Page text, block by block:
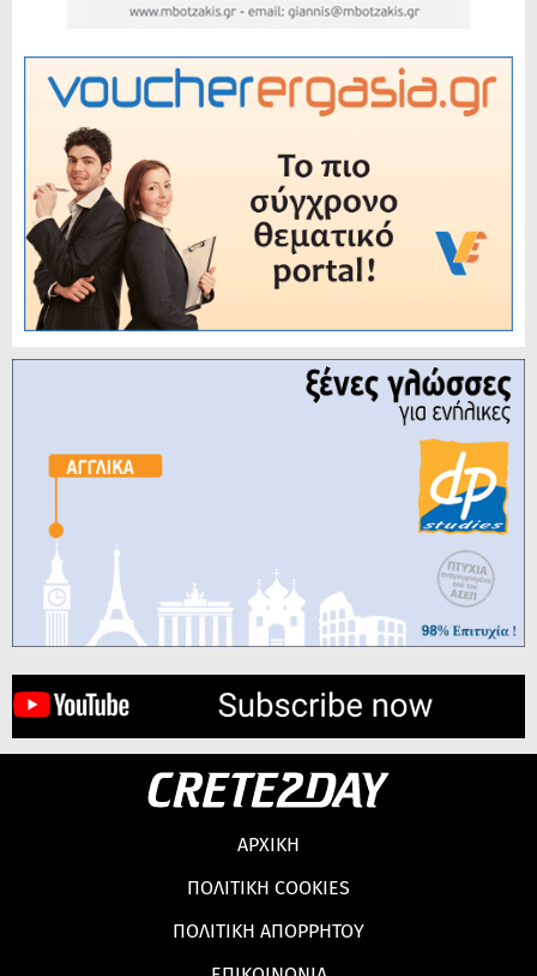
ΑΡΧΙΚΗ
ΠΟΛΙΤΙΚΗ COOKIES
ΠΟΛΙΤΙΚΗ ΑΠΟΡΡΗΤΟΥ